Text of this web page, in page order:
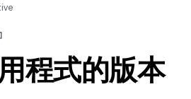
程式的版本